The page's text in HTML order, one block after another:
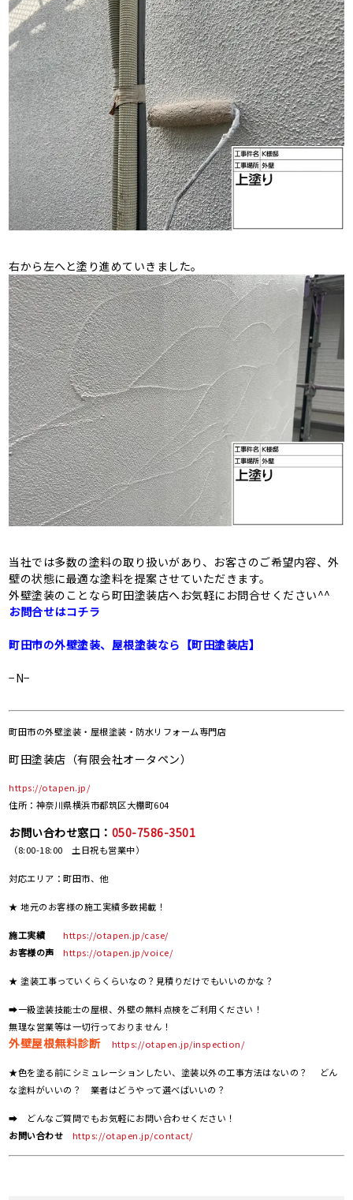
右から左へと塗り進めていきました。
当社では多数の塗料の取り扱いがあり、お客さのご希望内容、外
壁の状態に最適な塗料を提案させていただきます。
外壁塗装のことなら町田塗装店へお気軽にお問合せください^^
お問合せはコチラ
町田市の外壁塗装、屋根塗装なら【町田塗装店】
−N−
町田市の外壁塗装・屋根塗装・防水リフォーム専門店
町田塗装店（有限会社オータペン）
https://otapen.jp/
住所：神奈川県横浜市都筑区大棚町604
お問い合わせ窓口： 050-7586-3501
（8:00-18:00 土日祝も営業中）
対応エリア：町田市、他
★ 地元のお客様の施工実績多数掲載！
施工実績
https://otapen.jp/case/
お客様の声
https://otapen.jp/voice/
★ 塗装工事っていくらくらいなの？見積りだけでもいいのかな？
➡一級塗装技能士の屋根、外壁の無料点検をご利用ください！
無理な営業等は一切行っておりません！
外壁屋根無料診断 https://otapen.jp/inspection/
★色を塗る前にシミュレーションしたい、塗装以外の工事方法はないの？ どん
な塗料がいいの？ 業者はどうやって選べばいいの？
➡ どんなご質問でもお気軽にお問い合わせください！
お問い合わせ
https://otapen.jp/contact/